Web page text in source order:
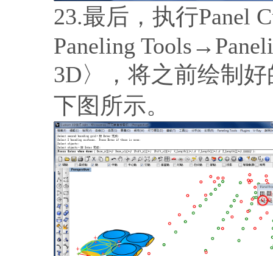
23.最后，执行Panel
Paneling
3D〉，将之前绘制
下图所示。